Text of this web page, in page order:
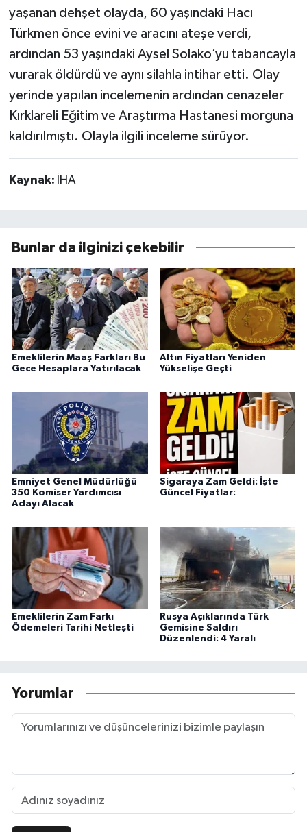
yaşanan dehşet olayda, 60 yaşındaki Hacı
Türkmen önce evini ve aracını ateşe verdi,
ardından 53 yaşındaki Aysel Solako’yu tabancayla
vurarak öldürdü ve aynı silahla intihar etti. Olay
yerinde yapılan incelemenin ardından cenazeler
Kırklareli Eğitim ve Araştırma Hastanesi morguna
kaldırılmıştı. Olayla ilgili inceleme sürüyor.
Kaynak: İHA
Bunlar da ilginizi çekebilir
Emeklilerin Maaş Farkları Bu
Gece Hesaplara Yatırılacak
Altın Fiyatları Yeniden
Yükselişe Geçti
Emniyet Genel Müdürlüğü
350 Komiser Yardımcısı
Adayı Alacak
Sigaraya Zam Geldi: İşte
Güncel Fiyatlar:
Emeklilerin Zam Farkı
Ödemeleri Tarihi Netleşti
Rusya Açıklarında Türk
Gemisine Saldırı
Düzenlendi: 4 Yaralı
Yorumlar